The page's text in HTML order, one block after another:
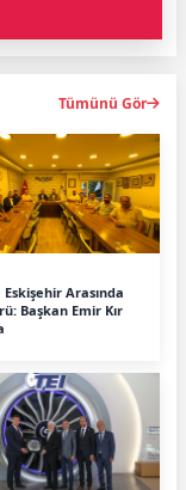
Tümünü Gör
Arasında
Başkan Emir Kır